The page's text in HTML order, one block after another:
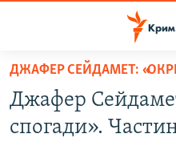
Перейти
основного
матеріалу
НОВИНИ
ВОДА.КРИМ
ДЖАФЕР СЕЙДАМЕТ:
Джафер
спогади».